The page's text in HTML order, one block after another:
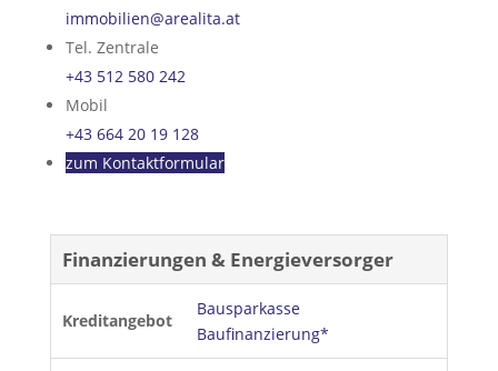
immobilien@arealita.at
Tel. Zentrale
+43 512 580 242
Mobil
+43 664 20 19 128
zum Kontaktformular
Finanzierungen & Energieversorger
Kreditangebot
Bausparkasse
Baufinanzierung*